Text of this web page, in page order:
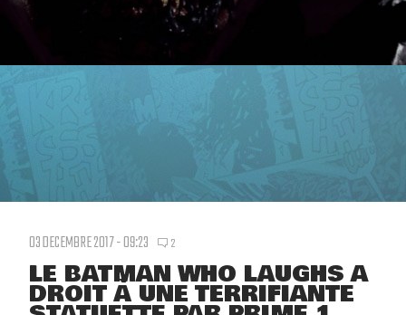
03 DECEMBRE 2017 - 09:23 2
LE BATMAN WHO LAUGHS A
DROIT À UNE TERRIFIANTE